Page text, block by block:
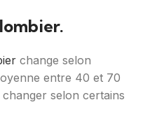
change selon
entre 40 et 70
selon certains